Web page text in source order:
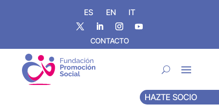
ES EN IT
CONTACTO
HAZTE SOCIO